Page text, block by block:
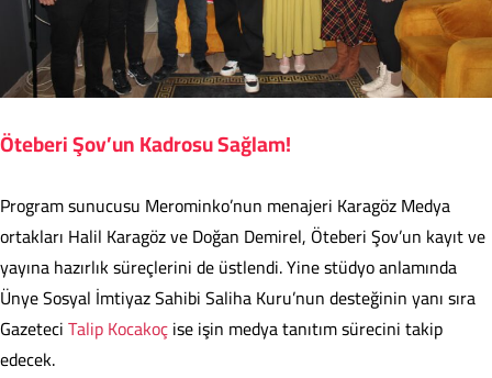
Öteberi Şov’un Kadrosu Sağlam!
Program sunucusu Merominko’nun menajeri Karagöz Medya
ortakları Halil Karagöz ve Doğan Demirel, Öteberi Şov’un kayıt ve
yayına hazırlık süreçlerini de üstlendi. Yine stüdyo anlamında
Ünye Sosyal İmtiyaz Sahibi Saliha Kuru’nun desteğinin yanı sıra
GazeteciTalip Kocakoçise işin medya tanıtım sürecini takip
edecek.